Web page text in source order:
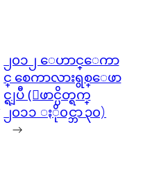
၂၀၁၂ ေဟာင္ေကာ
င္ စေကာလားရွစ္ေဖာ
င္ရျပီ (ေဖာင္ပိတ္ရက္
၂၀၁၁ ႏို၀င္ဘာ ၃၀)
→